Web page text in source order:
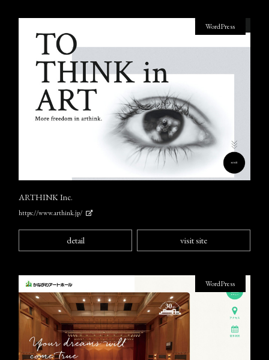
ARTHINK Inc.
https://www.arthink.jp/
WordPress
detail visit site
WordPress